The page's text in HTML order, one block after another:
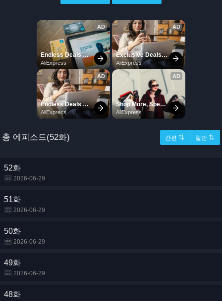
총 에피소드(52화) 간편 ⇅ 일반 ⇅
52화
2026-06-29
51화
2026-06-29
50화
2026-06-29
49화
2026-06-29
48화